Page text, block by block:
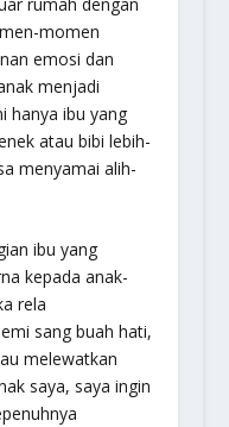
momen
emosi dan
menjadi
hanya ibu yang
atau bibi lebih-
menyamai alih-
ibu yang
kepada anak-
rela
sang buah hati,
melewatkan
saya, saya ingin